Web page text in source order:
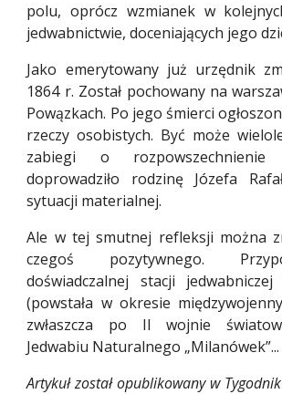
polu, oprócz wzmianek w
jedwabnictwie, doceniających jego
Jako emerytowany już urzędnik
1864 r. Został pochowany na
Powązkach. Po jego śmierci
rzeczy osobistych. Być może
zabiegi o rozpowszechnienie
doprowadziło rodzinę Józefa
sytuacji materialnej.
Ale w tej smutnej refleksji można
czegoś pozytywnego.
doświadczalnej stacji
(powstała w okresie
zwłaszcza po II wojnie
Jedwabiu Naturalnego „Milanówek”...
Artykuł został opublikowany w